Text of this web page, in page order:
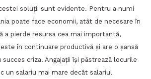
soluții sunt evidente. Pentru a numi
poate face economii, atât de necesare în
a pierde resursa cea mai importantă,
este în continuare productivă și are o șansă
succes criza. Angajații își păstrează locurile
un salariu mai mare decât salariul